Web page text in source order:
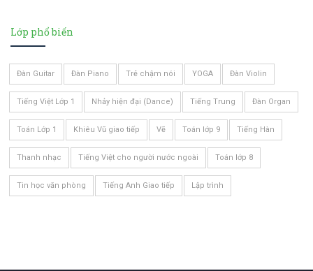
Lớp phổ biến
Đàn Guitar Đàn Piano Trẻ chậm nói YOGA Đàn Violin
Tiếng Việt Lớp 1 Nhảy hiện đại (Dance) Tiếng Trung Đàn Organ
Toán Lớp 1 Khiêu Vũ giao tiếp Vẽ Toán lớp 9 Tiếng Hàn
Thanh nhạc Tiếng Việt cho người nước ngoài Toán lớp 8
Tin học văn phòng Tiếng Anh Giao tiếp Lập trình